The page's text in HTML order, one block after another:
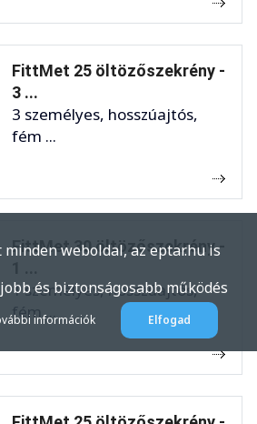
FittMet 25 öltözőszekrény -
3 ...
3 személyes, hosszúajtós,
fém ...
FittMet 30 öltözőszekrény -
1 személyes, hosszúajtós,
fém ...
weboldal, az eptar.hu is
és biztonságosabb működés
információk Elfogad